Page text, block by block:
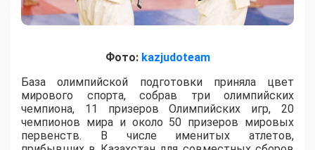
Фото: kazjudoteam
База олимпийской подготовки приняла цвет
мирового спорта, собрав три олимпийских
чемпиона, 11 призеров Олимпийских игр, 20
чемпионов мира и около 50 призеров мировых
первенств. В числе именитых атлетов,